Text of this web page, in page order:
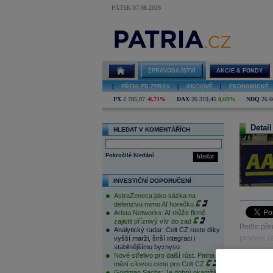
PÁTEK 07.08.2026
ZPRAVODAJSTVÍ AKCIE & FONDY
PŘEHLED ZPRÁV AKCIOVÉ EKONOMICKÉ
PX 2 785,07 -0,71% DAX 26 319,45 0,69% NDQ 26
HLEDAT V KOMENTÁŘÍCH
hledat
Pokročilé hledání
INVESTIČNÍ DOPORUČENÍ
AstraZeneca jako sázka na
defenzivu mimo AI horečku
Arista Networks: AI může firmě
zajistit příznivý vítr do zad
Analytický radar: Colt CZ roste díky
vyšší marži, širší integraci i
stabilnějšímu byznysu
Nové střelivo pro další růst. Patria
mění cílovou cenu pro Colt CZ
Podle
prodeje